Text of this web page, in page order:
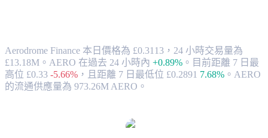
Aerodrome Finance 本日價格為 £0.3113，24 小時交易量為
£13.18M。AERO 在過去 24 小時內 +0.89% 。 目前距離 7 日最
高位 £0.33 -5.66% ， 且距離 7 日最低位 £0.2891 7.68% 。 AERO
的流通供應量為 973.26M AERO。